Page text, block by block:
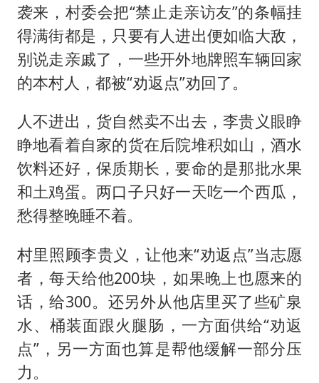
袭来，村委会把“禁止走亲访友”的条幅挂
得满街都是，只要有人进出便如临大敌，
别说走亲戚了，一些开外地牌照车辆回家
的本村人，都被“劝返点”劝回了。
人不进出，货自然卖不出去，李贵义眼睁
睁地看着自家的货在后院堆积如山，酒水
饮料还好，保质期长，要命的是那批水果
和土鸡蛋。两口子只好一天吃一个西瓜，
愁得整晚睡不着。
村里照顾李贵义，让他来“劝返点”当志愿
者，每天给他200块，如果晚上也愿来的
话，给300。还另外从他店里买了些矿泉
水、桶装面跟火腿肠，一方面供给“劝返
点”，另一方面也算是帮他缓解一部分压
力。